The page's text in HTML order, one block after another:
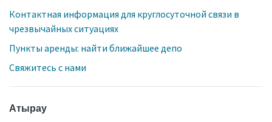
Контактная информация для круглосуточной связи в
чрезвычайных ситуациях
Пункты аренды: найти ближайшее депо
Свяжитесь с нами
Атырау